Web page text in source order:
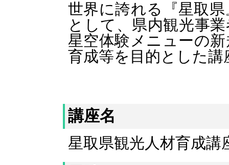
世界に誇れる『星取
として、県内観光事
星空体験メニューの
育成等を目的とした
講座名
星取県観光人材育成講